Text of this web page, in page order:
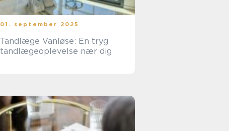
01. september 2025
Tandlæge Vanløse: En tryg
tandlægeoplevelse nær dig